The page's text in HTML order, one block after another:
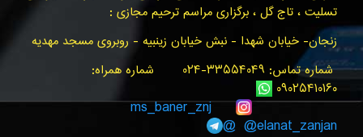
تسلیت ، تاج گل ، برگزاری مراسم ترحیم مجازی :
زنجان- خیابان شهدا - نبش خیابان زینبیه - روبروی مسجد مهدیه
شماره تماس: ۳۳۵۵۴۰۴۹-۰۲۴ شماره همراه:
۰۹۰۲۵۴۱۰۱۶۰
ms_baner_znj
@elanat_zanjan@